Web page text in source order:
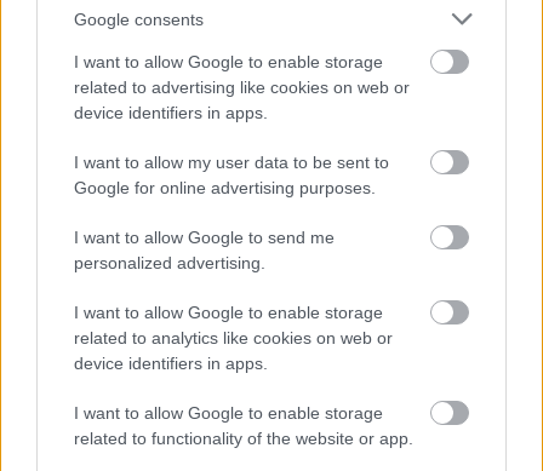
Google consents
I want to allow Google to enable storage
related to advertising like cookies on web or
device identifiers in apps.
I want to allow my user data to be sent to
Google for online advertising purposes.
I want to allow Google to send me
personalized advertising.
I want to allow Google to enable storage
related to analytics like cookies on web or
device identifiers in apps.
I want to allow Google to enable storage
related to functionality of the website or app.
E-mail cím
Feliratkozom a hírlevélre és elfogadom az
adatvédelmi
szabályzatot!
FELIRATKOZÁS
LEGFRISSEBB
Amire többmillióan vártunk: szombattól
másodfokúra csökken a riasztás